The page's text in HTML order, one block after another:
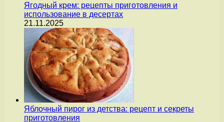
Ягодный крем: рецепты приготовления и
использование в десертах
21.11.2025
Яблочный пирог из детства: рецепт и секреты
приготовления